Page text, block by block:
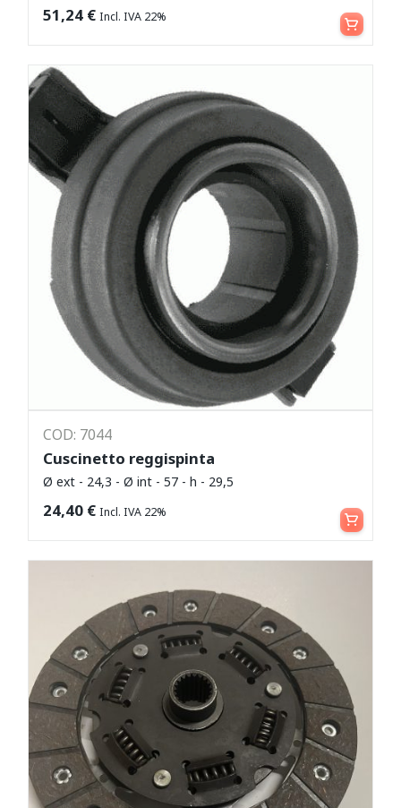
51,24 € Incl. IVA 22% Aggiungi al carrello
COD: 7044
Cuscinetto reggispinta
Ø ext - 24,3 - Ø int - 57 - h - 29,5
24,40 € Incl. IVA 22% Aggiungi al carrello